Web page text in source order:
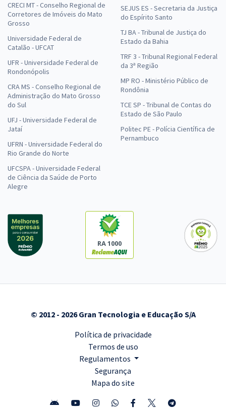
CRECI MT - Conselho Regional de
Corretores de Imóveis do Mato
Grosso
Universidade Federal de
Catalão - UFCAT
UFR - Universidade Federal de
Rondonópolis
CRA MS - Conselho Regional de
Administração do Mato Grosso
do Sul
UFJ - Universidade Federal de
Jataí
UFRN - Universidade Federal do
Rio Grande do Norte
UFCSPA - Universidade Federal
de Ciência da Saúde de Porto
Alegre
SEJUS ES - Secretaria da Justiça
do Espírito Santo
TJ BA - Tribunal de Justiça do
Estado da Bahia
TRF 3 - Tribunal Regional Federal
da 3ª Região
MP RO - Ministério Público de
Rondônia
TCE SP - Tribunal de Contas do
Estado de São Paulo
Politec PE - Polícia Científica de
Pernambuco
RA 1000
© 2012 - 2026 Gran Tecnologia e Educação S/A
Política de privacidade
Termos de uso
Regulamentos
Segurança
Mapa do site